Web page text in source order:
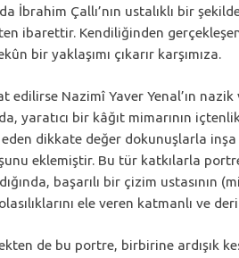
İbrahim Çallı’nın ustalıklı bir
ibarettir. Kendiliğinden
bir yaklaşımı çıkarır karşımıza.
edilirse Nazimî Yaver Yenal’ın
yaratıcı bir kâğıt mimarının
eden dikkate değer dokunuşlarla
eklemiştir. Bu tür katkılarla
başarılı bir çizim
ele veren katmanlı ve
de bu portre, birbirine ardışık